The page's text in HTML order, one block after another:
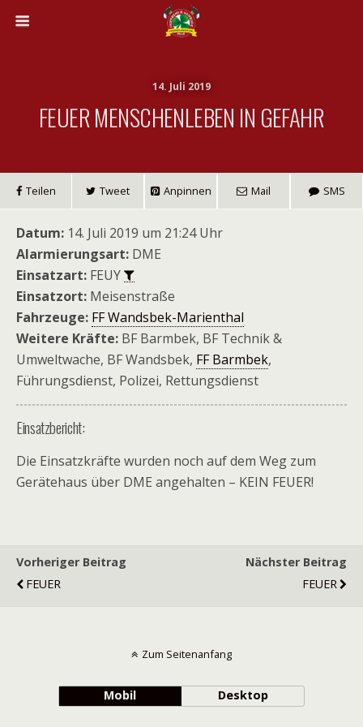
14. Juli 2019
FEUER MENSCHENLEBEN IN GEFAHR
Teilen Tweet Anpinnen Mail SMS
Datum: 14. Juli 2019 um 21:24 Uhr
Alarmierungsart: DME
Einsatzart: FEUY
Einsatzort: Meisenstraße
Fahrzeuge: FF Wandsbek-Marienthal
Weitere Kräfte: BF Barmbek, BF Technik &
Umweltwache, BF Wandsbek, FF Barmbek,
Führungsdienst, Polizei, Rettungsdienst
Einsatzbericht:
Die Einsatzkräfte wurden noch auf dem Weg zum
Gerätehaus über DME angehalten – KEIN FEUER!
Vorheriger Beitrag
FEUER
Nächster Beitrag
FEUER
Zum Seitenanfang
Mobil Desktop